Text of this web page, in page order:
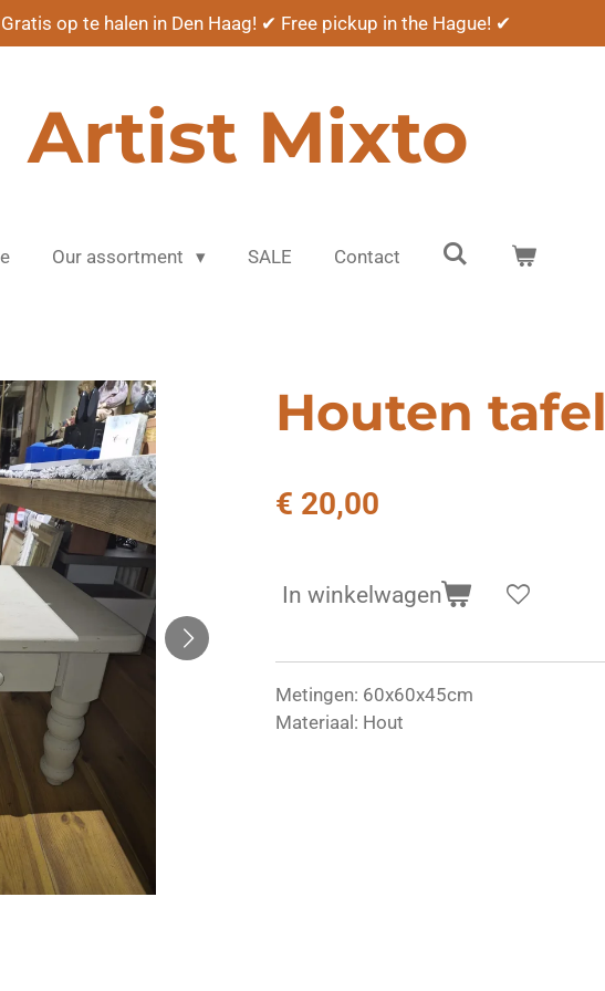
op te halen in Den Haag! ✔ Free pickup in the Hague! ✔
Artist Mixto
Our assortment SALE Contact
Houten tafel
€ 20,00
In winkelwagen
Metingen: 60x60x45cm
Materiaal: Hout